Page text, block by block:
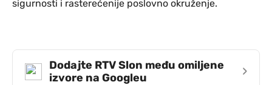
sigurnosti i rasterećenije poslovno okruženje.
Dodajte RTV Slon među omiljene
izvore na Googleu
›